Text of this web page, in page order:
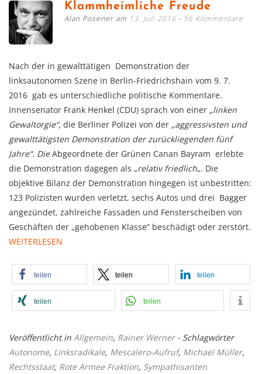
Klammheimliche Freude
Alan Posener am 13. Juli 2016 56 Kommentare
Nach der in gewalttätigen Demonstration der
linksautonomen Szene in Berlin-Friedrichshain vom 9. 7.
2016 gab es unterschiedliche politische Kommentare.
Innensenator Frank Henkel (CDU) sprach von einer „linken
Gewaltorgie“, die Berliner Polizei von der „aggressivsten und
gewalttätigsten Demonstration der zurückliegenden fünf
Jahre“. DieAbgeordnete der Grünen Canan Bayram erlebte
die Demonstration dagegen als „relativ friedlich„. Die
objektive Bilanz der Demonstration hingegen ist unbestritten:
123 Polizisten wurden verletzt, sechs Autos und drei Bagger
angezündet, zahlreiche Fassaden und Fensterscheiben von
Geschäften der „gehobenen Klasse“ beschädigt oder zerstört.
WEITERLESEN
teilen teilen teilen
teilen teilen
Veröffentlicht in Allgemein, Rainer Werner - Schlagwörter
Autonome, Linksradikale, Mescalero-Aufruf, Michael Müller,
Rechtsstaat, Rote Armee Fraktion, Sympathisanten